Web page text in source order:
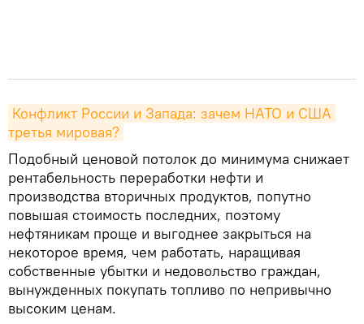
Конфликт России и Запада: зачем НАТО и США
третья мировая?
Подобный ценовой потолок до минимума снижает
рентабельность переработки нефти и
производства вторичных продуктов, попутно
повышая стоимость последних, поэтому
нефтяникам проще и выгоднее закрыться на
некоторое время, чем работать, наращивая
собственные убытки и недовольство граждан,
вынужденных покупать топливо по непривычно
высоким ценам.